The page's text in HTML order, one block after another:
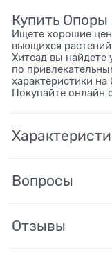
Купить
Ищете хорошие
вьющихся
Хитсад вы найдете
по
характеристики
Покупайте онлайн
Вопросы
Отзывы